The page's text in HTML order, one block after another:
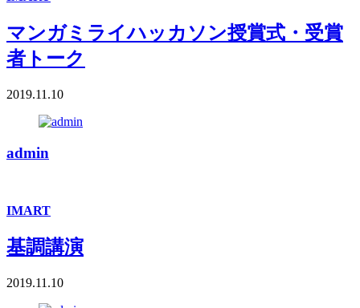
マンガミライハッカソン授賞式・受賞
者トーク
2019.11.10
admin
IMART
基調講演
2019.11.10